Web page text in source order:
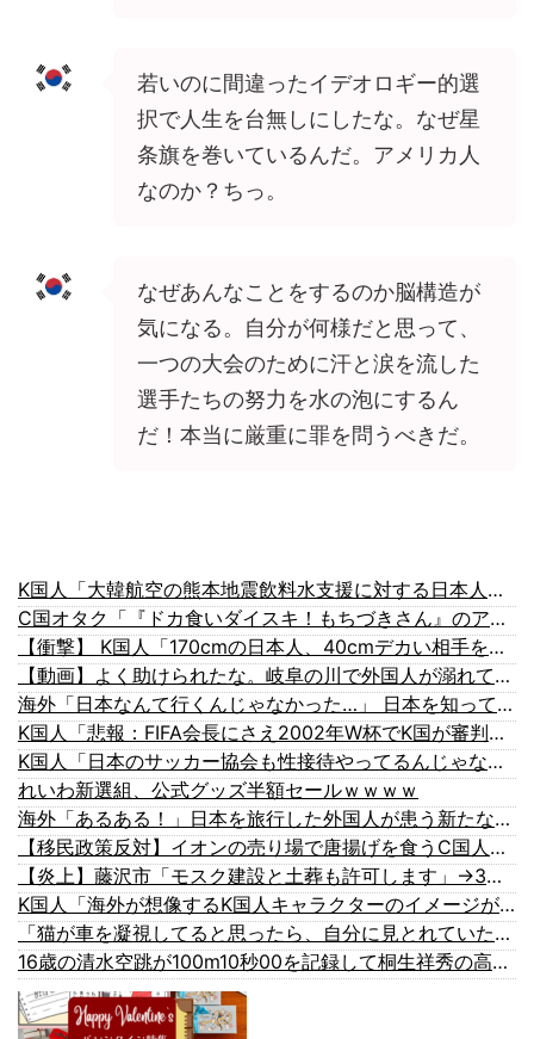
若いのに間違ったイデオロギー的選
択で人生を台無しにしたな。なぜ星
条旗を巻いているんだ。アメリカ人
なのか？ちっ。
なぜあんなことをするのか脳構造が
気になる。自分が何様だと思って、
一つの大会のために汗と涙を流した
選手たちの努力を水の泡にするん
だ！本当に厳重に罪を問うべきだ。
K国人「大韓航空の熊本地震飲料水支援に対する日本人の反応をご覧ください・・・」→「」
C国オタク「『ドカ食いダイスキ！もちづきさん』のアニメ化が日本で議論を巻き起こしているらしいが、日本では大食いはそれほどの罪なのだろうか？」
【衝撃】 K国人「170cmの日本人、40cmデカい相手を踊らせてる」
【動画】よく助けられたな。岐阜の川で外国人が溺れてしまう事故。
海外「日本なんて行くんじゃなかった…」 日本を知ってしまったディズニー信者、帰国後『本家』に失望する事態に
K国人「悲報：FIFA会長にさえ2002年W杯でK国が審判を買収していたと思われていた模様…（ブルブル」＝K国の反応
K国人「日本のサッカー協会も性接待やってるんじゃないですか？」
れいわ新選組、公式グッズ半額セールｗｗｗｗ
海外「あるある！」日本を旅行した外国人が患う新たな症状「日本後PTSD」に海外が大騒ぎ
【移民政策反対】イオンの売り場で唐揚げを食うC国人の子供
【炎上】藤沢市「モスク建設と土葬も許可します」→3万人の反対署名も却下
K国人「海外が想像するK国人キャラクターのイメージがこちら・・・」
「猫が車を凝視してると思ったら、自分に見とれていた…」（動画）
16歳の清水空跳が100m10秒00を記録して桐生祥秀の高校記録を更新、海外陸上競技ファンも大衝撃（海外の反応）